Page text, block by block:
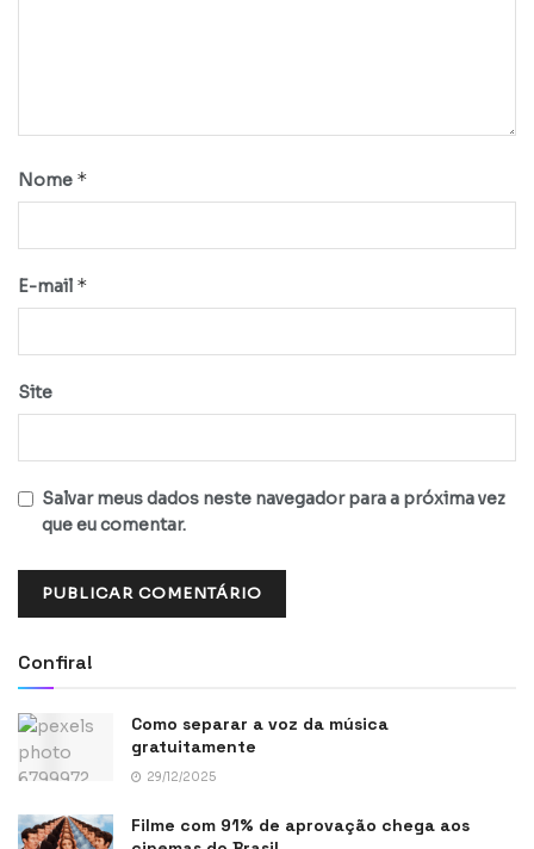
Nome *
E-mail *
Site
Salvar meus dados neste navegador para a próxima vez
que eu comentar.
Confira!
Como separar a voz da música
gratuitamente
29/12/2025
Filme com 91% de aprovação chega aos